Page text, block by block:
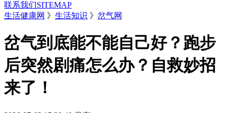
联系我们SITEMAP
生活健康网 》 生活知识 》 岔气网
岔气到底能不能自己好？跑步
后突然剧痛怎么办？自救妙招
来了！